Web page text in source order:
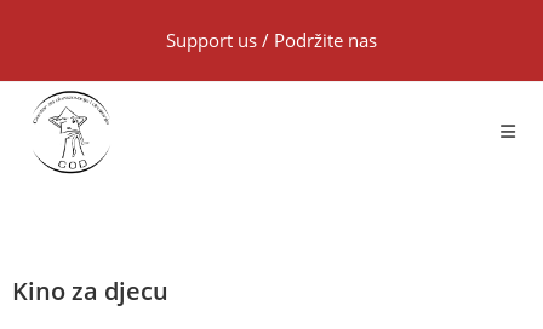
Support us / Podržite nas
Kino za djecu